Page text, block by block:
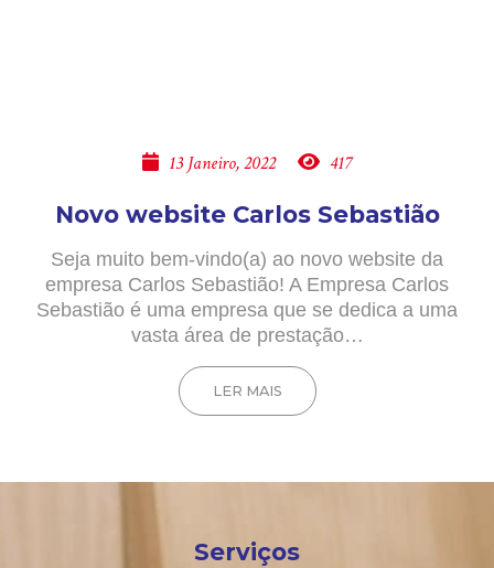
13 Janeiro, 2022 417
Novo website Carlos Sebastião
Seja muito bem-vindo(a) ao novo website da
empresa Carlos Sebastião! A Empresa Carlos
Sebastião é uma empresa que se dedica a uma
vasta área de prestação…
LER MAIS
Serviços